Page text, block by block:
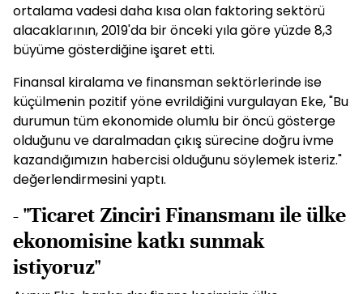
ortalama vadesi daha kısa olan faktoring sektörü
alacaklarının, 2019'da bir önceki yıla göre yüzde 8,3
büyüme gösterdiğine işaret etti.
Finansal kiralama ve finansman sektörlerinde ise
küçülmenin pozitif yöne evrildiğini vurgulayan Eke, "Bu
durumun tüm ekonomide olumlu bir öncü gösterge
olduğunu ve daralmadan çıkış sürecine doğru ivme
kazandığımızın habercisi olduğunu söylemek isteriz."
değerlendirmesini yaptı.
- "Ticaret Zinciri Finansmanı ile ülke
ekonomisine katkı sunmak
istiyoruz"